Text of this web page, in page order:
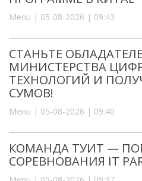
Menu | 05-08-2026 | 09:43
СТАНЬТЕ
МИНИСТЕРСТВА
ТЕХНОЛОГИЙ И
СУМОВ!
Menu | 05-08-2026 | 09:40
КОМАНДА ТУИТ —
СОРЕВНОВАНИЯ IT